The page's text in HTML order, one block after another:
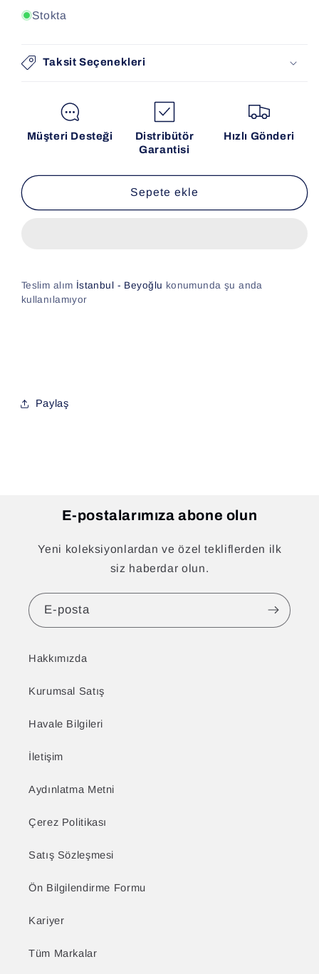
Stokta
Taksit Seçenekleri
Müşteri Desteği
Distribütör
Garantisi
Hızlı Gönderi
Sepete ekle
Teslim alım İstanbul - Beyoğlu konumunda şu anda
kullanılamıyor
Paylaş
E-postalarımıza abone olun
Yeni koleksiyonlardan ve özel tekliflerden ilk
siz haberdar olun.
E-posta
Hakkımızda
Kurumsal Satış
Havale Bilgileri
İletişim
Aydınlatma Metni
Çerez Politikası
Satış Sözleşmesi
Ön Bilgilendirme Formu
Kariyer
Tüm Markalar